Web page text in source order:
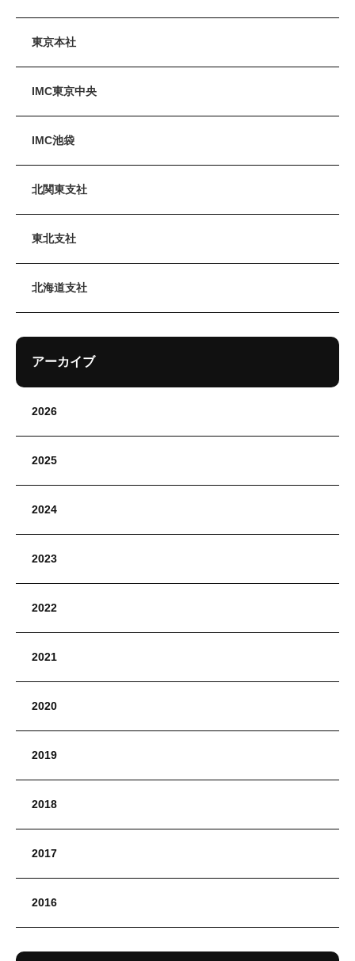
東京本社
IMC東京中央
IMC池袋
北関東支社
東北支社
北海道支社
アーカイブ
2026
2025
2024
2023
2022
2021
2020
2019
2018
2017
2016